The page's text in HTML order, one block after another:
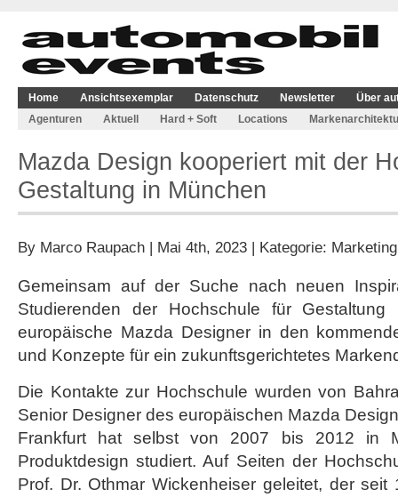
Home Ansichtsexemplar Datenschutz Newsletter
Über
Agenturen
Aktuell Hard + Soft Locations
Mazda Design kooperiert mit der
Gestaltung in München
By Marco Raupach | Mai 4th, 2023 | Kategorie: Marketing
Gemeinsam auf der Suche nach neuen
Studierenden der Hochschule für
europäische Mazda Designer in den
und Konzepte für ein zukunftsgerichtetes
Die Kontakte zur Hochschule wurden von
Senior Designer des europäischen Mazda
Frankfurt hat selbst von 2007 bis 2012 in
Produktdesign studiert. Auf Seiten der
Prof. Dr. Othmar Wickenheiser geleitet, der